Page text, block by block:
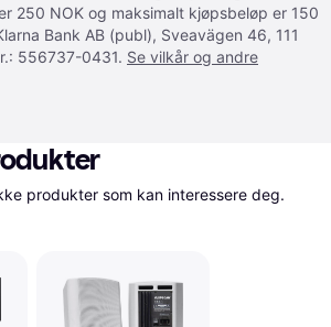
250 NOK og maksimalt kjøpsbeløp er 150
Bank AB (publ), Sveavägen 46, 111
556737-0431. Se vilkår og andre